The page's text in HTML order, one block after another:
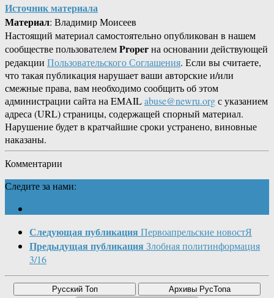
Источник материала
Материал: Владимир Моисеев
Настоящий материал самостоятельно опубликован в нашем
сообществе пользователемProperна основании действующей
редакции Пользовательского Соглашения. Если вы считаете,
что такая публикация нарушает ваши авторские и/или
смежные права, вам необходимо сообщить об этом
администрации сайта на EMAILabuse@newru.orgс указанием
адреса (URL) страницы, содержащей спорный материал.
Нарушение будет в кратчайшие сроки устранено, виновные
наказаны.
Комментарии
Следите за нами:
Следующая публикация Первоапрельские новостЯ
Предыдущая публикация Злобная политинформация
3/16